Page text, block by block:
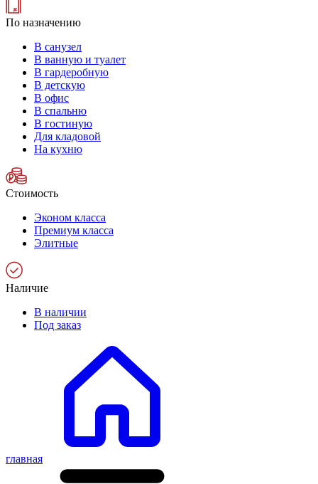
По назначению
В санузел
В ванную и туалет
В гардеробную
В детскую
В офис
В спальню
В гостиную
Для кладовой
На кухню
Стоимость
Эконом класса
Премиум класса
Элитные
Наличие
В наличии
Под заказ
главная